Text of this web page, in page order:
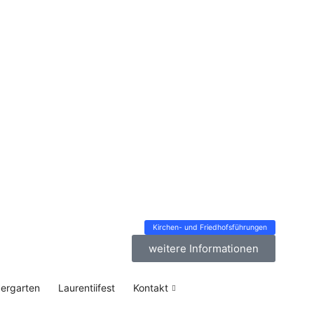
Kirchen- und Friedhofsführungen
weitere Informationen
Laurentiifest Kontakt